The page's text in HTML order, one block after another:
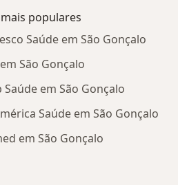
populares
Saúde em São Gonçalo
São Gonçalo
em São Gonçalo
Saúde em São Gonçalo
em São Gonçalo